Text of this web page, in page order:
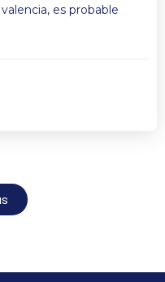
es probable